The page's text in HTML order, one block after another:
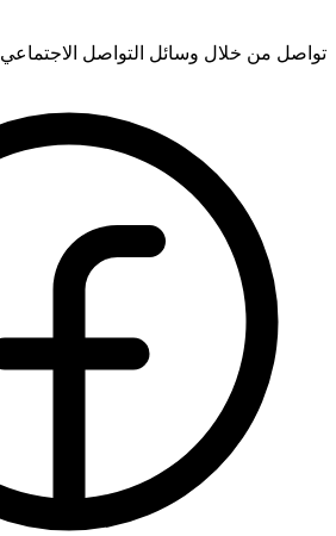
تواصل من خلال وسائل التواصل الاجتماعي